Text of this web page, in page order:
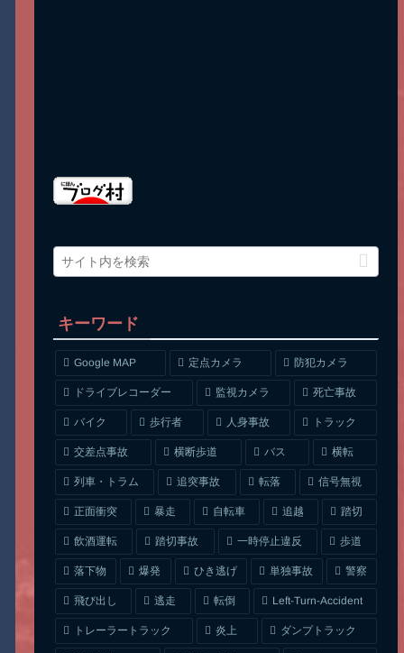
キーワード
Google MAP 定点カメラ 防犯カメラ
ドライブレコーダー 監視カメラ 死亡事故
バイク 歩行者 人身事故 トラック
交差点事故 横断歩道 バス 横転
列車・トラム 追突事故 転落 信号無視
正面衝突 暴走 自転車 追越 踏切
飲酒運転 踏切事故 一時停止違反 歩道
落下物 爆発 ひき逃げ 単独事故 警察
飛び出し 逃走 転倒 Left-Turn-Accident
トレーラートラック 炎上 ダンプトラック